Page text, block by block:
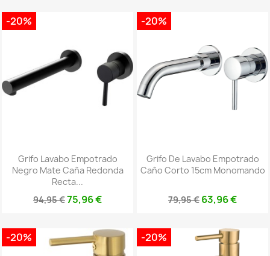
Grifo Lavabo Empotrado
Negro Mate Caña Redonda
Recta...
94,95 €75,96 €
-20%
Grifo De Lavabo Empotrado
Caño Corto 15cm Monomando
79,95 € 63,96 €
-20%
-20% -20%